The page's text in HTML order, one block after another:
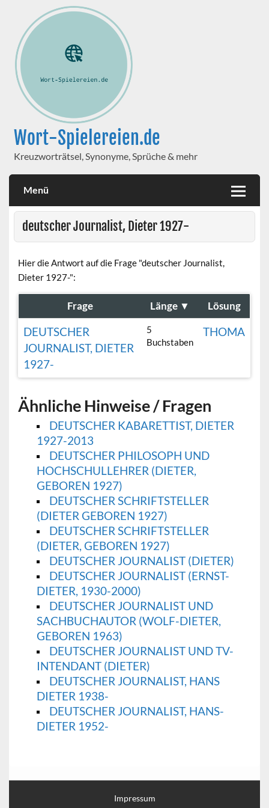
Wort-Spielereien.de
Kreuzworträtsel, Synonyme, Sprüche & mehr
Menü
deutscher Journalist, Dieter 1927-
Hier die Antwort auf die Frage "deutscher Journalist,
Dieter 1927-":
Frage Länge ▼ Lösung
DEUTSCHER
JOURNALIST, DIETER
1927-
5
Buchstaben
THOMA
Ähnliche Hinweise / Fragen
DEUTSCHER KABARETTIST, DIETER
1927-2013
DEUTSCHER PHILOSOPH UND
HOCHSCHULLEHRER (DIETER,
GEBOREN 1927)
DEUTSCHER SCHRIFTSTELLER
(DIETER GEBOREN 1927)
DEUTSCHER SCHRIFTSTELLER
(DIETER, GEBOREN 1927)
DEUTSCHER JOURNALIST (DIETER)
DEUTSCHER JOURNALIST (ERNST-
DIETER, 1930-2000)
DEUTSCHER JOURNALIST UND
SACHBUCHAUTOR (WOLF-DIETER,
GEBOREN 1963)
DEUTSCHER JOURNALIST UND TV-
INTENDANT (DIETER)
DEUTSCHER JOURNALIST, HANS
DIETER 1938-
DEUTSCHER JOURNALIST, HANS-
DIETER 1952-
Impressum